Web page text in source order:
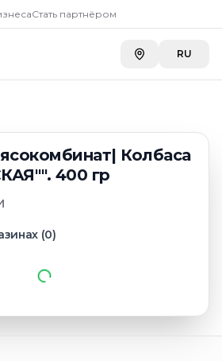
Стать партнёром
RU
Колбаса
400 гр
(0)
сырокопченая
Колбаса